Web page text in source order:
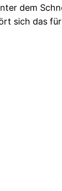
dem
sich das